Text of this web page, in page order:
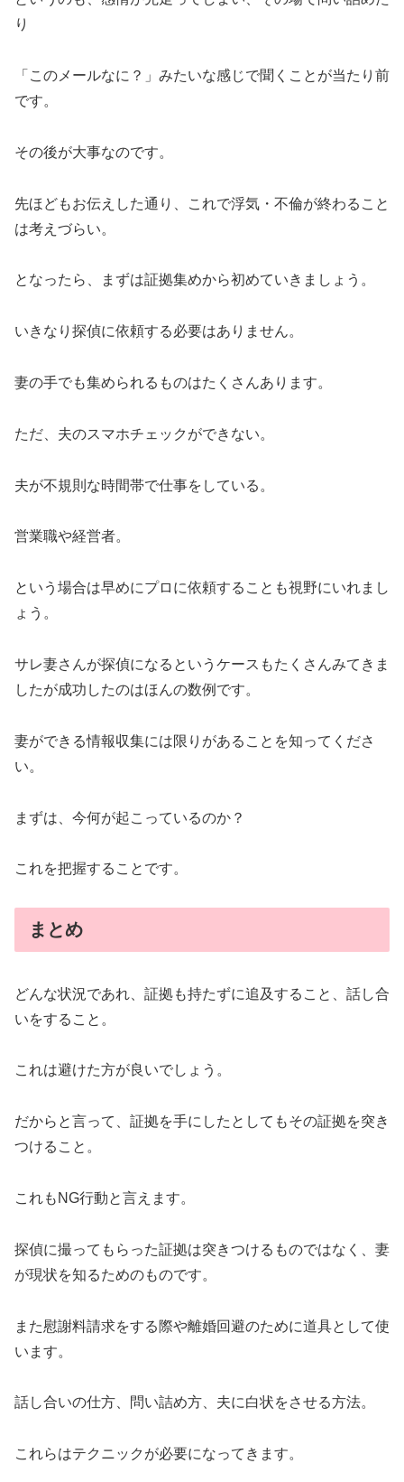
り
「このメールなに？」みたいな感じで聞くことが当たり前
です。
その後が大事なのです。
先ほどもお伝えした通り、これで浮気・不倫が終わること
は考えづらい。
となったら、まずは証拠集めから初めていきましょう。
いきなり探偵に依頼する必要はありません。
妻の手でも集められるものはたくさんあります。
ただ、夫のスマホチェックができない。
夫が不規則な時間帯で仕事をしている。
営業職や経営者。
という場合は早めにプロに依頼することも視野にいれまし
ょう。
サレ妻さんが探偵になるというケースもたくさんみてきま
したが成功したのはほんの数例です。
妻ができる情報収集には限りがあることを知ってくださ
い。
まずは、今何が起こっているのか？
これを把握することです。
まとめ
どんな状況であれ、証拠も持たずに追及すること、話し合
いをすること。
これは避けた方が良いでしょう。
だからと言って、証拠を手にしたとしてもその証拠を突き
つけること。
これもNG行動と言えます。
探偵に撮ってもらった証拠は突きつけるものではなく、妻
が現状を知るためのものです。
また慰謝料請求をする際や離婚回避のために道具として使
います。
話し合いの仕方、問い詰め方、夫に白状をさせる方法。
これらはテクニックが必要になってきます。